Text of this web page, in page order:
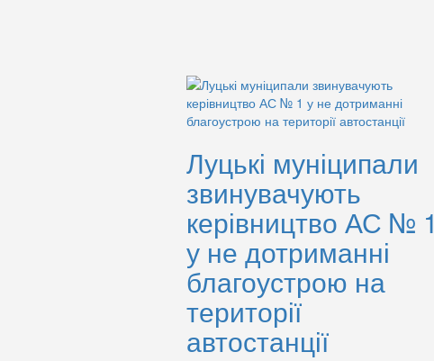
Луцькі муніципали
звинувачують
керівництво АС № 1
у не дотриманні
благоустрою на
території
автостанції